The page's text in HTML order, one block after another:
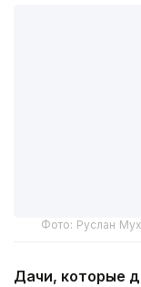
Фото: Руслан
Дачи, которые